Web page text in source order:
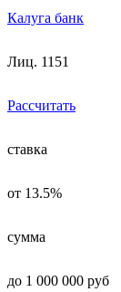
Калуга банк
Лиц. 1151
Рассчитать
ставка
от 13.5%
сумма
до 1 000 000 руб